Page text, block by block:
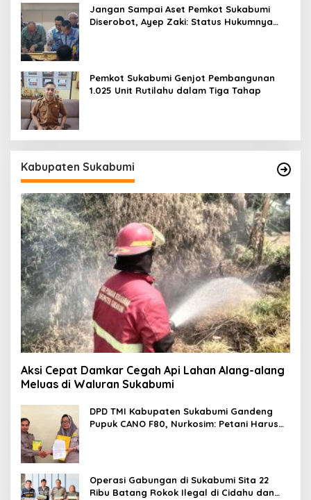
Jangan Sampai Aset Pemkot Sukabumi
Diserobot, Ayep Zaki: Status Hukumnya
Pemkot Sukabumi Genjot Pembangunan
1.025 Unit Rutilahu dalam Tiga Tahap
Kabupaten Sukabumi
Aksi Cepat Damkar Cegah Api Lahan Alang-alang
Meluas di Waluran Sukabumi
DPD TMI Kabupaten Sukabumi Gandeng
Pupuk CANO F80, Nurkosim: Petani Harus
Operasi Gabungan di Sukabumi Sita 22
Ribu Batang Rokok Ilegal di Cidahu dan